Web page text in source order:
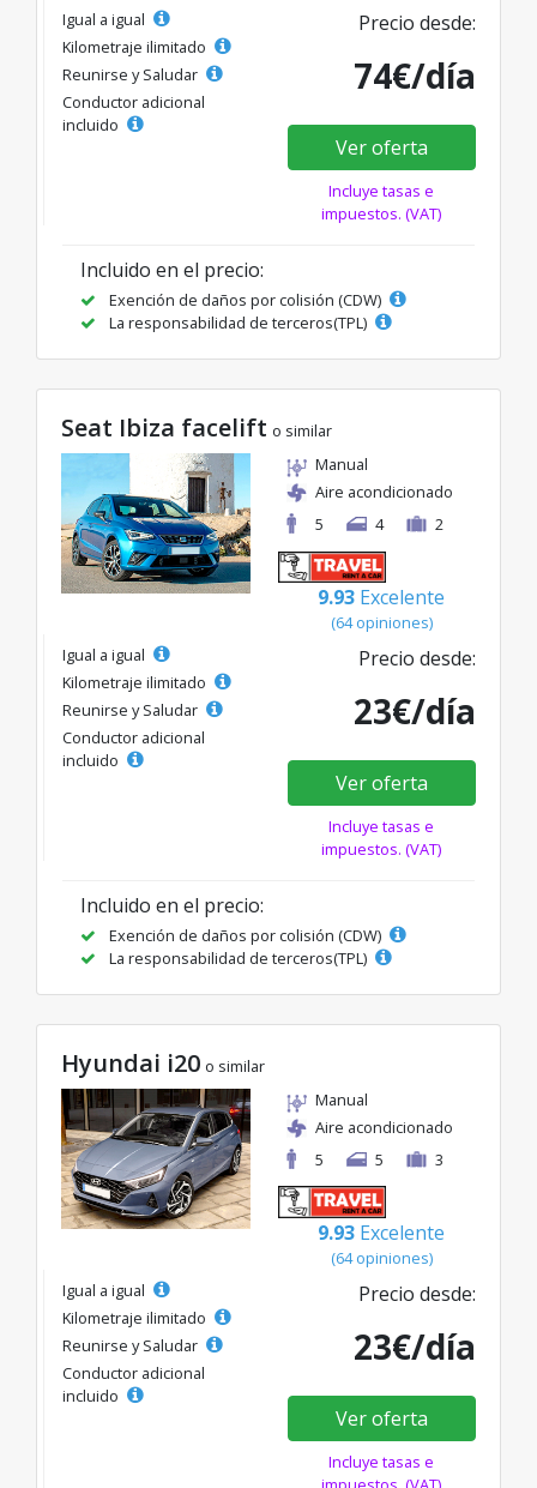
Igual a igual
Kilometraje ilimitado
Reunirse y Saludar
Conductor adicional
incluido
Precio desde:
74€/día
Ver oferta
Incluye tasas e
impuestos. (VAT)
Incluido en el precio:
Exención de daños por colisión (CDW)
La responsabilidad de terceros(TPL)
Seat Ibiza facelift o similar
Manual
Aire acondicionado
5
4 2
9.93 Excelente
(64 opiniones)
Igual a igual
Kilometraje ilimitado
Reunirse y Saludar
Conductor adicional
incluido
Precio desde:
23€/día
Ver oferta
Incluye tasas e
impuestos. (VAT)
Incluido en el precio:
Exención de daños por colisión (CDW)
La responsabilidad de terceros(TPL)
Hyundai i20 o similar
Manual
Aire acondicionado
5
5 3
9.93 Excelente
(64 opiniones)
Igual a igual
Kilometraje ilimitado
Reunirse y Saludar
Conductor adicional
incluido
Precio desde:
23€/día
Ver oferta
Incluye tasas e